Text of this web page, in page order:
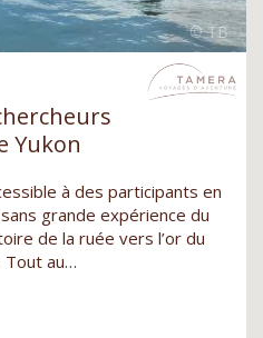
Yukon
à des participants en
grande expérience du
de la ruée vers l’or du
Tout au…